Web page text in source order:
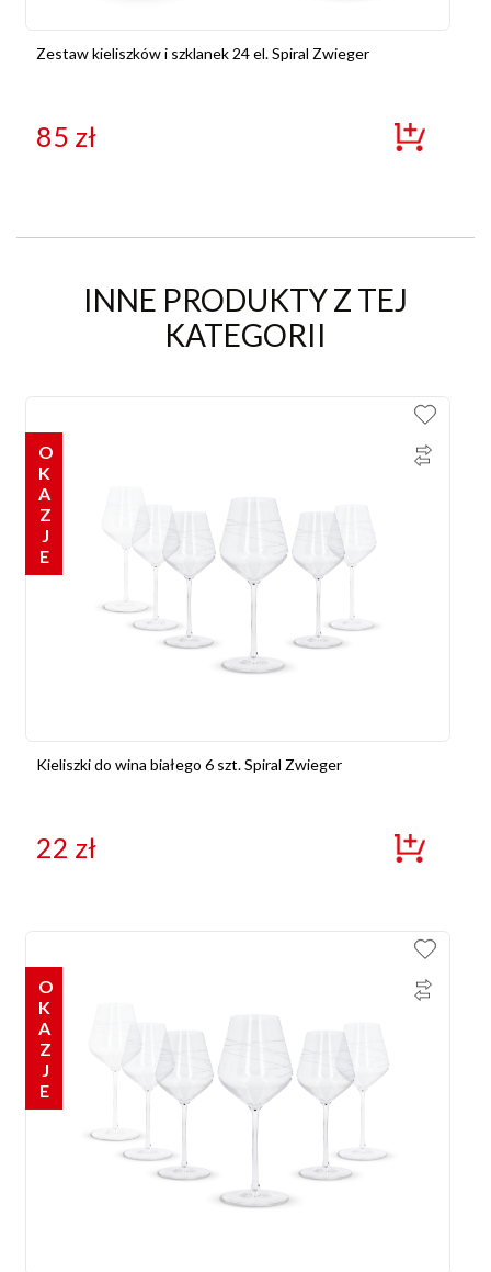
Zestaw kieliszków i szklanek 24 el. Spiral Zwieger
85 zł
INNE PRODUKTY Z TEJ
KATEGORII
OKAZJE
Kieliszki do wina białego 6 szt. Spiral Zwieger
22 zł
OKAZJE